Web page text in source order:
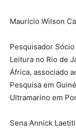
Maurício Wilson
Pesquisador
Leitura no Rio de
África, associado
Pesquisa em
Ultramarino em
Sena Annick